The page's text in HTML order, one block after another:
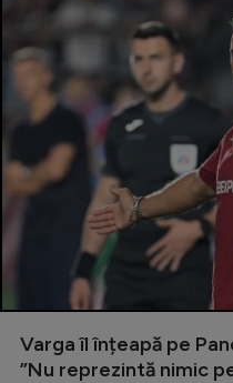
Varga îl înțeapă pe
”Nu reprezintă nimic